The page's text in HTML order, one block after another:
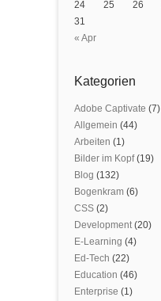
« Apr
24 25 26
31
Kategorien
Adobe Captivate (7)
Allgemein (44)
Arbeiten (1)
Bilder im Kopf(19)
Blog (132)
Bogenkram (6)
CSS (2)
Development(20)
E-Learning (4)
Ed-Tech (22)
Education (46)
Enterprise (1)